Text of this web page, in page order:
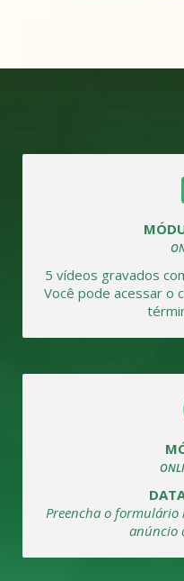
5 vídeos gravados
Você pode acessar o
Preencha o
anúncio